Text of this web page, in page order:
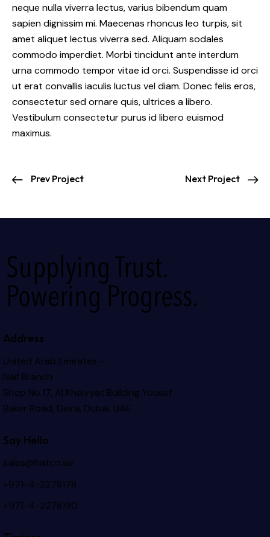
neque nulla viverra lectus, varius bibendum quam
sapien dignissim mi. Maecenas rhoncus leo turpis, sit
amet aliquet lectus viverra sed. Aliquam sodales
commodo imperdiet. Morbi tincidunt ante interdum
urna commodo tempor vitae id orci. Suspendisse id orci
ut erat convallis iaculis luctus vel diam. Donec felis eros,
consectetur sed ornare quis, ultrices a libero.
Vestibulum consectetur purus id libero euismod
maximus.
Prev Project Next Project
Supplying Trust.
Powering Progress.
Address
United Arab Emirates –
Naif Branch
Shop No.17, Al Khaiyyat BuildingYousef
Baker Road, Deira, Dubai, UAE
Say Hello
sales@hatco.ae
+971-4-2278178
+971-4-2278190